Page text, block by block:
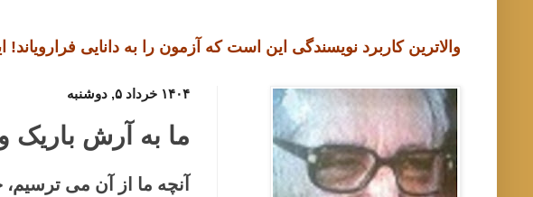
والاترین کاربرد نویسندگی این است که آزمون را به دانایی فرارویاند!
۱۴۰۴ خرداد ۵, دوشنبه
ما به آرش باریک
آنچه ما از آن می